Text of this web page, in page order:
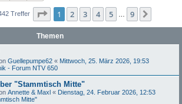
Treffer Seite 1von
1 2 3 4 5 … 9
Themen
Guellepumpe62 « Mittwoch, 25. März 2026, 19:53
- Forum NTV 650
"Stammtisch Mitte"
Annette & Maxl « Dienstag, 24. Februar 2026, 12:53
Mitte"